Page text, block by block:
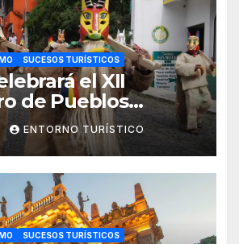
SUCESOS TURÍSTICOS
el XII
de Pueblos
Tonelhuayo 2026
ENTORNO TURÍSTICO
SUCESOS TURÍSTICOS